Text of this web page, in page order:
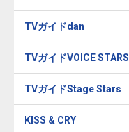
TVガイドdan
TVガイドVOICE STARS
TVガイドStage Stars
KISS & CRY